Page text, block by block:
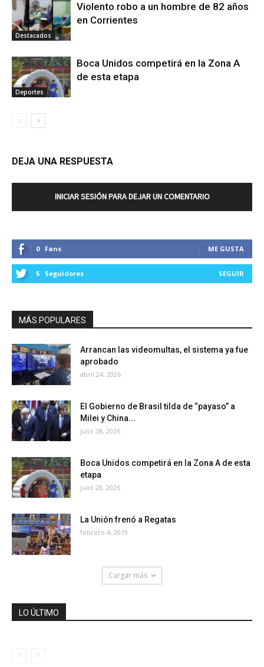
Destacados
Violento robo a un hombre de 82 años
en Corrientes
Deportes
Boca Unidos competirá en la Zona A
de esta etapa
DEJA UNA RESPUESTA
INICIAR SESIÓN PARA DEJAR UN COMENTARIO
0 Fans ME GUSTA
5 Seguidores SEGUIR
MÁS POPULARES
Arrancan las videomultas, el sistema ya fue
aprobado
abril 24, 2026
El Gobierno de Brasil tilda de “payaso” a
Milei y China...
julio 28, 2026
Boca Unidos competirá en la Zona A de esta
etapa
julio 28, 2026
La Unión frenó a Regatas
febrero 4, 2019
Cargar más
LO ÚLTIMO